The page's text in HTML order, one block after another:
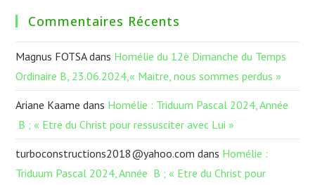
Commentaires Récents
Magnus FOTSAdans Homélie du 12è Dimanche du Temps
Ordinaire B, 23.06.2024,« Maitre, nous sommes perdus »
Ariane Kaame dans Homélie : Triduum Pascal 2024, Année
B ; « Etre du Christ pour ressusciter avec Lui »
turboconstructions2018@yahoo.com dans Homélie :
Triduum Pascal 2024, Année B ; « Etre du Christ pour